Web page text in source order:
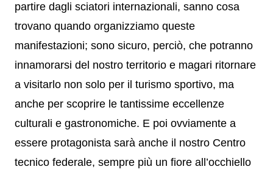
partire dagli sciatori internazionali, sanno cosa
trovano quando organizziamo queste
manifestazioni; sono sicuro, perciò, che potranno
innamorarsi del nostro territorio e magari ritornare
a visitarlo non solo per il turismo sportivo, ma
anche per scoprire le tantissime eccellenze
culturali e gastronomiche. E poi ovviamente a
essere protagonista sarà anche il nostro Centro
tecnico federale, sempre più un fiore all’occhiello